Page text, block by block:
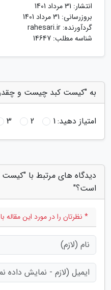
انتشار: 31 مرداد 1401
بروزرسانی: 31 مرداد 1401
گردآورنده: rahesari.ir
شناسه مطلب: 14647
به "کیست کبد چیست و
امتیاز دهید:1
2
3
دیدگاه های مرتبط با
است؟"
* نظرتان را در مورد این مقاله